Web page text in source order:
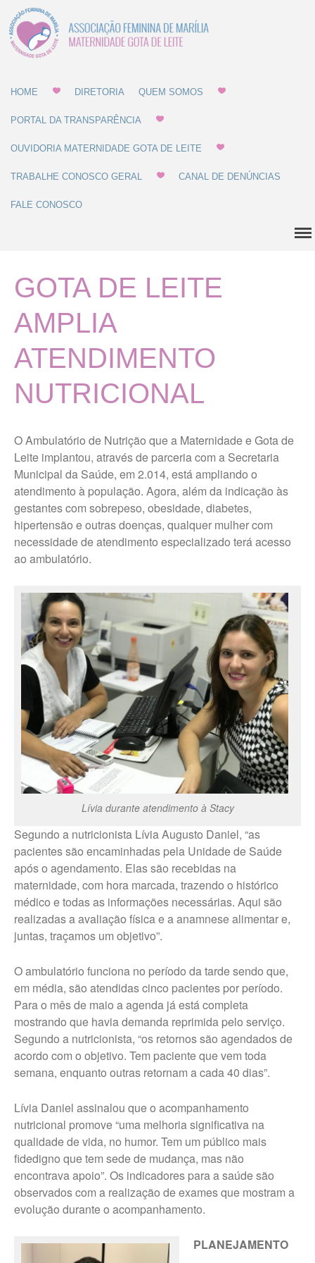
Diretoria
Balanço Patrimonial
Localização
TERMOS DE USO E POLÍTICA
Vigilância Nutricional
Últimas Notícias
Portal da Transparência
Ouvidoria Maternidade Gota
Trabalhe Conosco Geral
Trabalhe Conosco Campos
Novos Paulista
Trabalhe Conosco Ibirarema
Trabalhe Conosco Marília – ESF
Trabalhe Conosco Oscar
Bressane
Trabalhe Conosco Reginópolis
– SP
Trabalhe Conosco Ribeirão do
Sul – SP
Trabalhe Conosco São Pedro
CANAL DE DENÚNCIAS
Fale Conosco
Fale Conosco – Ibirarema
Fale Conosco – Campos Novos
Fale Conosco – Oscar
Bressane
HOME DIRETORIA QUEM SOMOS
PORTAL DA TRANSPARÊNCIA
OUVIDORIA MATERNIDADE GOTA DE LEITE
TRABALHE CONOSCO GERAL CANAL DE DENÚNCIAS
FALE CONOSCO
GOTA DE LEITE
AMPLIA
ATENDIMENTO
NUTRICIONAL
O Ambulatório de Nutrição que a Maternidade e Gota de
Leite implantou, através de parceria com a Secretaria
Municipal da Saúde, em 2.014, está ampliando o
atendimento à população. Agora, além da indicação às
gestantes com sobrepeso, obesidade, diabetes,
hipertensão e outras doenças, qualquer mulher com
necessidade de atendimento especializado terá acesso
ao ambulatório.
Lívia durante atendimento à Stacy
Segundo a nutricionista Lívia Augusto Daniel, “as
pacientes são encaminhadas pela Unidade de Saúde
após o agendamento. Elas são recebidas na
maternidade, com hora marcada, trazendo o histórico
médico e todas as informações necessárias. Aqui são
realizadas a avaliação física e a anamnese alimentar e,
juntas, traçamos um objetivo”.
O ambulatório funciona no período da tarde sendo que,
em média, são atendidas cinco pacientes por período.
Para o mês de maio a agenda já está completa
mostrando que havia demanda reprimida pelo serviço.
Segundo a nutricionista, “os retornos são agendados de
acordo com o objetivo. Tem paciente que vem toda
semana, enquanto outras retornam a cada 40 dias”.
Lívia Daniel assinalou que o acompanhamento
nutricional promove “uma melhoria significativa na
qualidade de vida, no humor. Tem um público mais
fidedigno que tem sede de mudança, mas não
encontrava apoio”. Os indicadores para a saúde são
observados com a realização de exames que mostram a
evolução durante o acompanhamento.
PLANEJAMENTO